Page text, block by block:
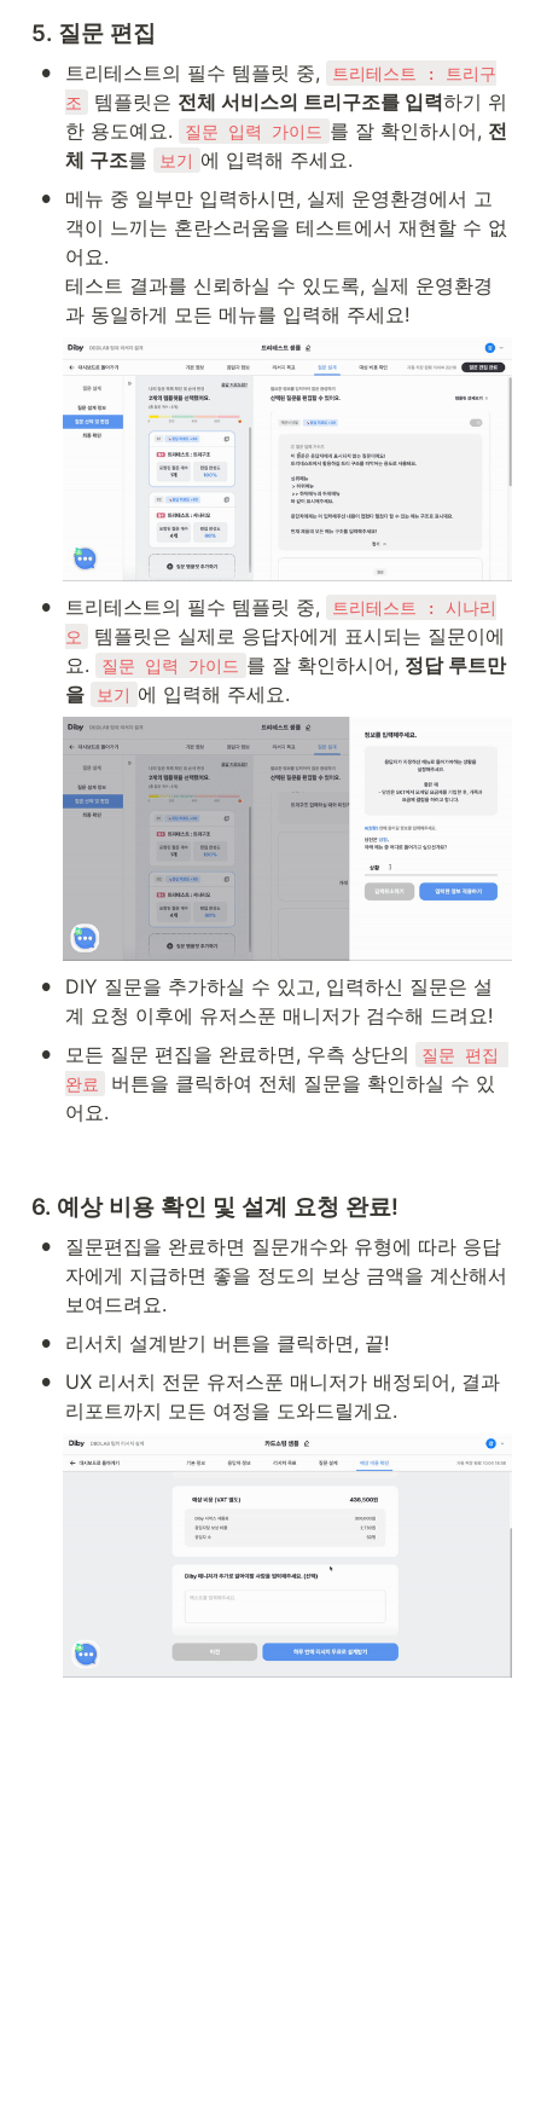
5. 질문 편집
• 트리테스트의 필수 템플릿 중,
트리테스트 : 트리구
조
템플릿은 전체 서비스의 트리구조를 입력하기 위
한 용도예요.
질문 입력 가이드 를 잘 확인하시어, 전
체 구조를 보기 에 입력해 주세요.
•
메뉴 중 일부만 입력하시면, 실제 운영환경에서 고
객이 느끼는 혼란스러움을 테스트에서 재현할 수 없
어요.
테스트 결과를 신뢰하실 수 있도록, 실제 운영환경
과 동일하게 모든 메뉴를 입력해 주세요!
• 트리테스트의 필수 템플릿 중,
트리테스트 : 시나리
오
템플릿은 실제로 응답자에게 표시되는 질문이에
요.
질문 입력 가이드 를 잘 확인하시어, 정답 루트만
을
보기 에 입력해 주세요.
•
DIY 질문을 추가하실 수 있고, 입력하신 질문은 설
계 요청 이후에 유저스푼 매니저가 검수해 드려요!
• 모든 질문 편집을 완료하면, 우측 상단의
질문 편집
완료
버튼을 클릭하여 전체 질문을 확인하실 수 있
어요.
6. 예상 비용 확인 및 설계 요청 완료!
•
질문편집을 완료하면 질문개수와 유형에 따라 응답
자에게 지급하면 좋을 정도의 보상 금액을 계산해서
보여드려요.
• 리서치 설계받기 버튼을 클릭하면, 끝!
•
UX 리서치 전문 유저스푼 매니저가 배정되어, 결과
리포트까지 모든 여정을 도와드릴게요.